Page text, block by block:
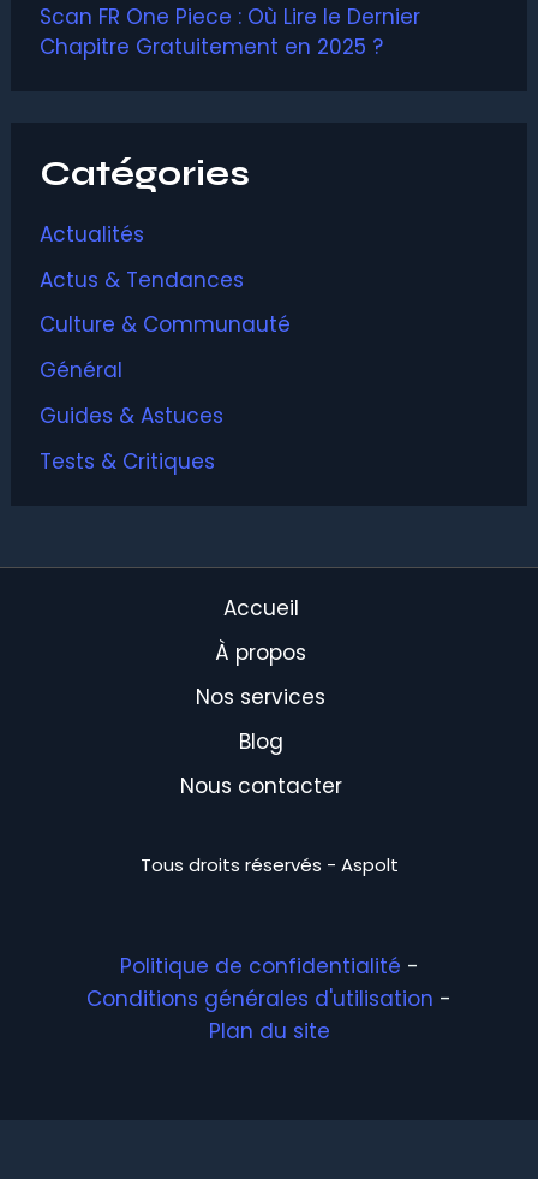
Scan FR One Piece : Où Lire le Dernier
Chapitre Gratuitement en 2025 ?
Catégories
Actualités
Actus & Tendances
Culture & Communauté
Général
Guides & Astuces
Tests & Critiques
Accueil
À propos
Nos services
Blog
Nous contacter
Tous droits réservés - Aspolt
Politique de confidentialité -
Conditions générales d'utilisation -
Plan du site